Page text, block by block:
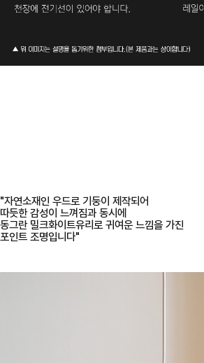
"자연소재인 우드로 기둥이 제작되어
따듯한 감성이 느껴짐과 동시에
동그란 밀크화이트유리로 귀여운 느낌을 가진
포인트 조명입니다"